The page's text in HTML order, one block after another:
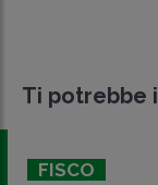
Ti potrebbe
FISCO